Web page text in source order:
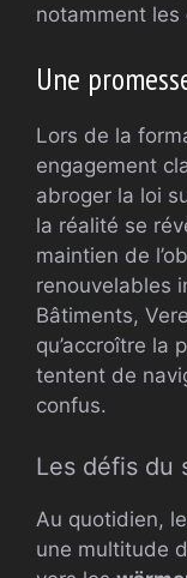
notamment les
Une
Lors de la
engagement
abroger la loi
la réalité se
maintien de
renouvelables
Bâtiments,
qu’accroître la
tentent de
confus.
Les défis du
Au quotidien,
une multitude